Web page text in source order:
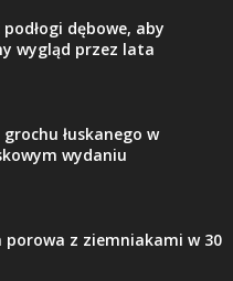
dębowe, aby
wygląd przez lata
łuskanego w
wydaniu
z ziemniakami w 30